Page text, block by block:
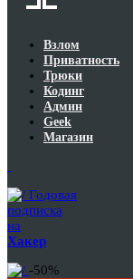
Взлом
Приватность
Трюки
Кодинг
Админ
Geek
Магазин
Годовая
подписка
на
Хакер
-50%